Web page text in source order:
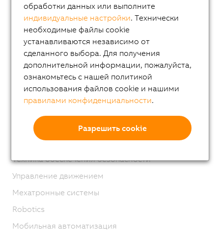
Промышленные ПК
Операторские интерфейсы
Системы управления
Системы ввода/вывода
Серия X20
Система X20 с защитным покрытием
Система XV
Интегрированное машинное зрение
Техника обеспечения безопасности
Управление движением
Мехатронные системы
Robotics
Мобильная автоматизация
обработки данных или выполните
индивидуальные настройки. Технически
необходимые файлы cookie
устанавливаются независимо от
сделанного выбора. Для получения
дополнительной информации, пожалуйста,
ознакомьтесь с нашей политикой
использования файлов cookie и нашими
правилами конфиденциальности.
Разрешить cookie